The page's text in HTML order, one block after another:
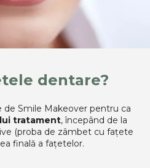
dentare?
Smile Makeover pentru ca
tratament, începând de la
(proba de zâmbet cu fațete
finală a fațetelor.